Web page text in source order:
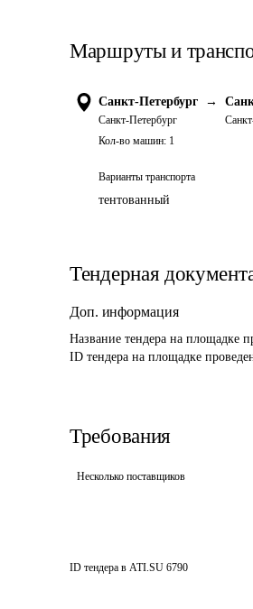
Маршруты и
Санкт-Петербург →
Санкт-Петербург
Кол-во машин: 1
Варианты транспорта
тентованный
Тендерная
Доп. информация
Название тендера на площадке
ID тендера на площадке
Требования
Несколько поставщиков
ID тендера в ATI.SU 6790